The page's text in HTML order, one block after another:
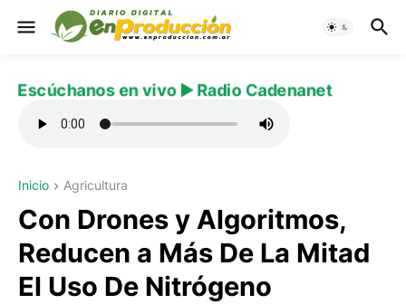
Escúchanos en vivo ▶️ Radio Cadenanet
Inicio Agricultura
Con Drones y Algoritmos,
Reducen a Más De La Mitad
El Uso De Nitrógeno